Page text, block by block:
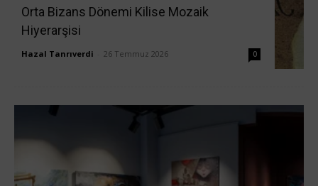
Orta Bizans Dönemi Kilise Mozaik
Hiyerarşisi
Hazal Tanrıverdi 26 Temmuz 2026 0